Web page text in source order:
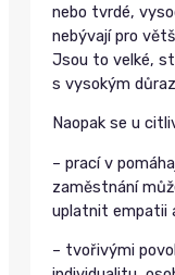
nebo tvrdé,
nebývají pro
Jsou to velké,
s vysokým
Naopak se u
– prací v
zaměstnání
uplatnit empatii
– tvořivými